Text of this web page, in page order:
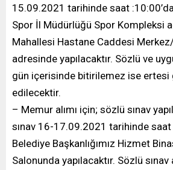
15.09.2021 tarihinde saat
Spor İl Müdürlüğü Spor Kompleksi
Mahallesi Hastane Caddesi
adresinde yapılacaktır. Sözlü ve
gün içerisinde bitirilemez ise ertesi
edilecektir.
– Memur alımı için; sözlü sınav
sınav 16-17.09.2021 tarihinde saat
Belediye Başkanlığımız Hizmet
Salonunda yapılacaktır. Sözlü